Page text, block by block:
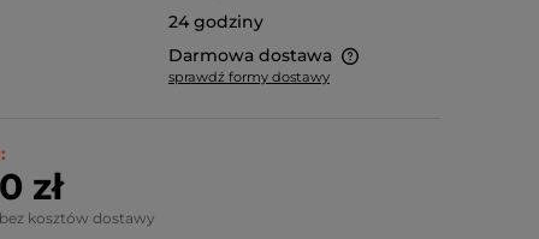
24 godziny
Darmowa dostawa
Możliwy również odbiór osobisty.
sprawdź formy dostawy
zł
bez kosztów dostawy